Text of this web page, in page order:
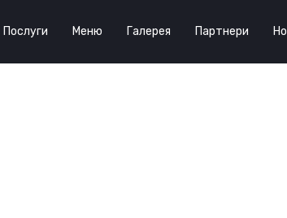
Послуги Меню Галерея Партнери